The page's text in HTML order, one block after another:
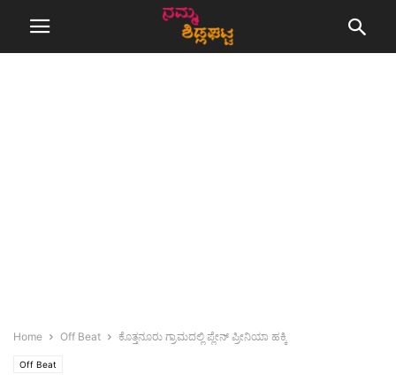
Home Off Beat ಕೊತ್ತನೂರು ಗ್ರಾಮದಲ್ಲಿ ಪ್ಲೇನ್ ಪ್ರೀನಿಯಾ ಹಕ್ಕಿ
Off Beat